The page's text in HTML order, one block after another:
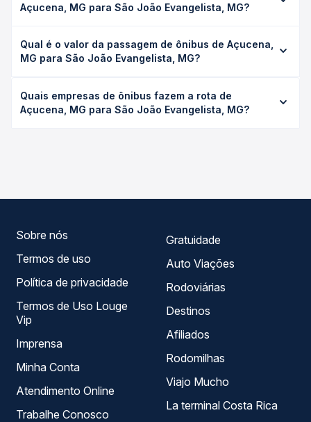
Açucena, MG para São João Evangelista, MG?
Evangelista, MG leva em média 3h 10min, podendo variar
conforme a viação, o tipo de serviço (convencional,
duração exata de cada opção na data desejada.
Qual é o valor da passagem de ônibus de Açucena,
MG para São João Evangelista, MG?
São João Evangelista, MG custa em média R$ 62,92 e
varia conforme a data da viagem, a empresa, o tipo de
Quais empresas de ônibus fazem a rota de
Açucena, MG para São João Evangelista, MG?
Sobre nós
Termos de uso
Política de privacidade
Termos de Uso Louge
Vip
Imprensa
Minha Conta
Atendimento Online
Trabalhe Conosco
Gratuidade
Auto Viações
Rodoviárias
Destinos
Afiliados
Rodomilhas
Viajo Mucho
La terminal Costa Rica